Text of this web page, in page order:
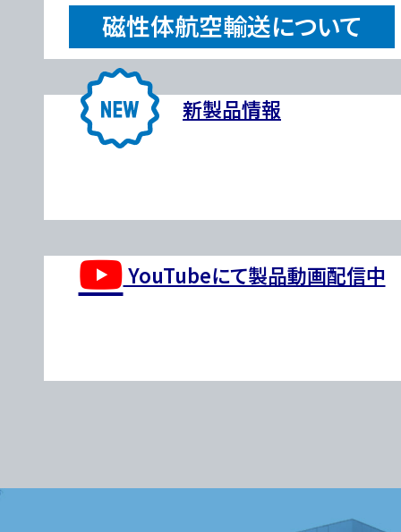
磁性体航空輸送について
新製品情報
YouTubeにて製品動画配信中